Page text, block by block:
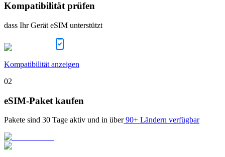
Kompatibilität prüfen
dass Ihr Gerät eSIM unterstützt
Kompatibilität anzeigen
02
eSIM-Paket kaufen
Pakete sind 30 Tage aktiv und in über 90+ Ländern verfügbar